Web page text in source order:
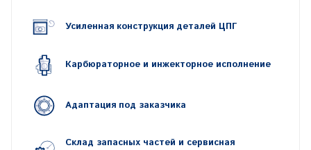
Усиленная конструкция деталей ЦПГ
Карбюраторное и инжекторное исполнение
Адаптация под заказчика
Склад запасных частей и сервисная